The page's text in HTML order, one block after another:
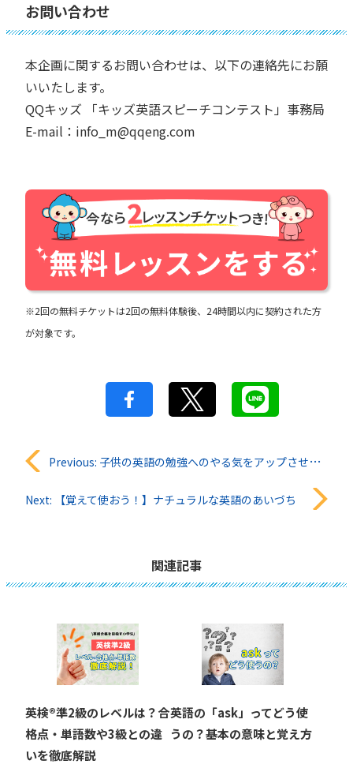
お問い合わせ
本企画に関するお問い合わせは、以下の連絡先にお願
いいたします。
QQキッズ 「キッズ英語スピーチコンテスト」事務局
E-mail：info_m@qqeng.com
※2回の無料チケットは2回の無料体験後、24時間以内に契約された方
が対象です。
投
稿
ョ
ン
Previous: 子供の英語の勉強へのやる気をアップさせるコツ3選！
Next: 【覚えて使おう！】ナチュラルな英語のあいづち
関連記事
英検®︎準2級のレベルは？合
格点・単語数や3級との違
いを徹底解説
英語の「ask」ってどう使
うの？基本の意味と覚え方